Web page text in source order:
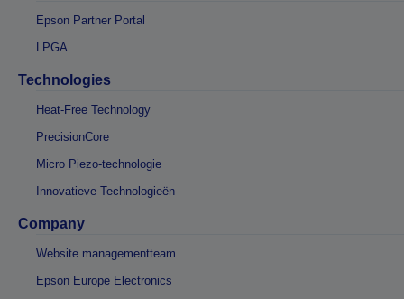
Epson Partner Portal
LPGA
Technologies
Heat-Free Technology
PrecisionCore
Micro Piezo-technologie
Innovatieve Technologieën
Company
Website managementteam
Epson Europe Electronics